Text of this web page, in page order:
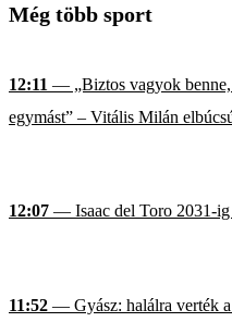
Még több sport
12:11 — „Biztos vagyok benne,
egymást” – Vitális Milán
12:07 — Isaac del Toro 2031-ig
11:52 — Gyász: halálra verték